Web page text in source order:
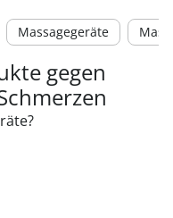
Massagegeräte
gegen